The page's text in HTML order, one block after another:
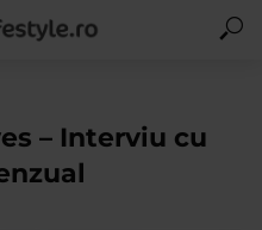
– Interviu cu